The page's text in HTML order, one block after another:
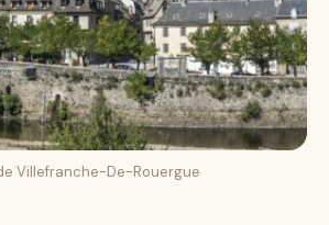
Villefranche-De-Rouergue